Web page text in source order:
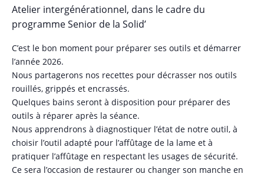
Atelier intergénérationnel, dans le cadre du
programme Senior de la Solid’
C’est le bon moment pour préparer ses outils et démarrer
l’année 2026.
Nous partagerons nos recettes pour décrasser nos outils
rouillés, grippés et encrassés.
Quelques bains seront à disposition pour préparer des
outils à réparer après la séance.
Nous apprendrons à diagnostiquer l’état de notre outil, à
choisir l’outil adapté pour l’affûtage de la lame et à
pratiquer l’affûtage en respectant les usages de sécurité.
Ce sera l’occasion de restaurer ou changer son manche en